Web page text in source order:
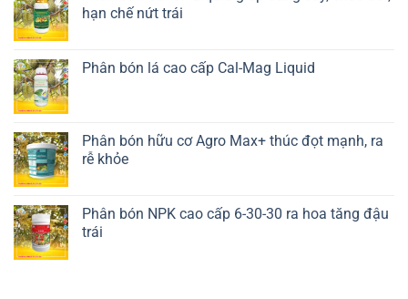
hạn chế nứt trái
Liên hệ ngay
Phân bón lá cao cấp Cal-Mag Liquid
Phân bón hữu cơ Agro Max+ thúc đọt mạnh, ra
rễ khỏe
Phân bón NPK cao cấp 6-30-30 ra hoa tăng đậu
trái